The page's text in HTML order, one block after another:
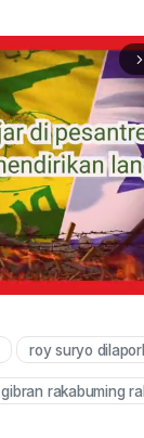
arrow_forward_ios
roy suryo
gibran rakabuming